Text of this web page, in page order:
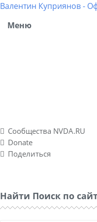
Валентин Куприянов -
Меню
Сообщества NVDA.RU
Donate
Поделиться
Найти Поиск по